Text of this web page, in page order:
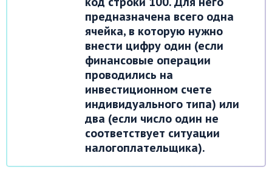
предназначена всего одна
ячейка, в которую нужно
внести цифру один (если
финансовые операции
проводились на
инвестиционном счете
индивидуального типа) или
два (если число один не
соответствует ситуации
налогоплательщика).